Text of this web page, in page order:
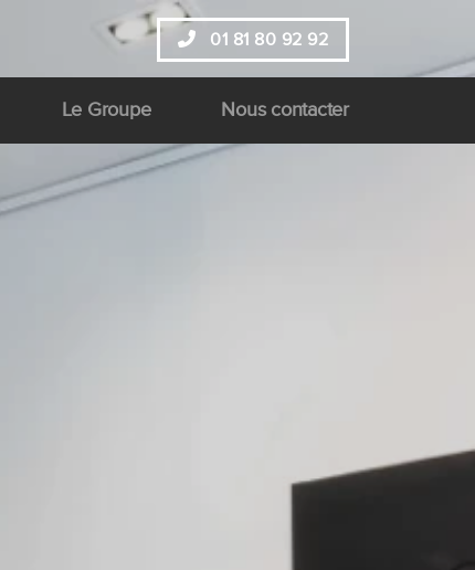
01 81 80 92 92
Le Groupe Nous contacter